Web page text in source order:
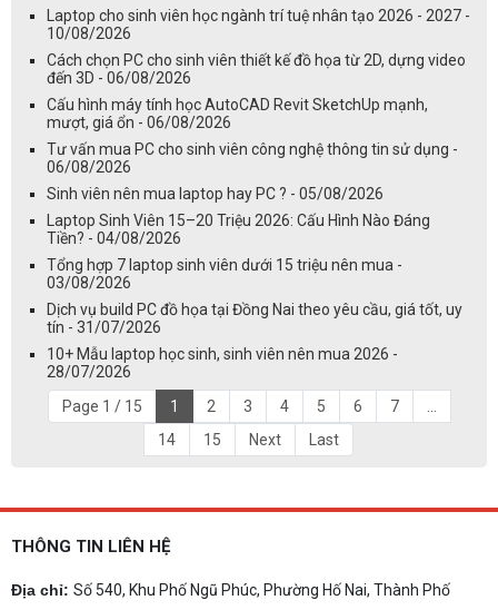
Laptop cho sinh viên học ngành trí tuệ nhân tạo 2026 - 2027 -
10/08/2026
Cách chọn PC cho sinh viên thiết kế đồ họa từ 2D, dựng video
đến 3D - 06/08/2026
Cấu hình máy tính học AutoCAD Revit SketchUp mạnh,
mượt, giá ổn - 06/08/2026
Tư vấn mua PC cho sinh viên công nghệ thông tin sử dụng -
06/08/2026
Sinh viên nên mua laptop hay PC ? - 05/08/2026
Laptop Sinh Viên 15–20 Triệu 2026: Cấu Hình Nào Đáng
Tiền? - 04/08/2026
Tổng hợp 7 laptop sinh viên dưới 15 triệu nên mua -
03/08/2026
Dịch vụ build PC đồ họa tại Đồng Nai theo yêu cầu, giá tốt, uy
tín - 31/07/2026
10+ Mẫu laptop học sinh, sinh viên nên mua 2026 -
28/07/2026
Page 1 / 15
1 2 3 4 5 6 7
14
15 Next Last
THÔNG TIN LIÊN HỆ
Địa chỉ: Số 540, Khu Phố Ngũ Phúc, Phường Hố Nai, Thành Phố